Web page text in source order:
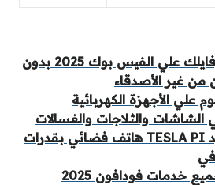
اعرف من زار بروفايلك علي الفيس بوك 2025 بدون
من غير الأصدقاء
علي الأجهزة الكهربائية
والثلاجات والغسالات
هاتف تسلا الجديد TESLA PI هاتف فضائي بقدرات
كود واحد لإلغاء جميع خدمات فودافون 2025